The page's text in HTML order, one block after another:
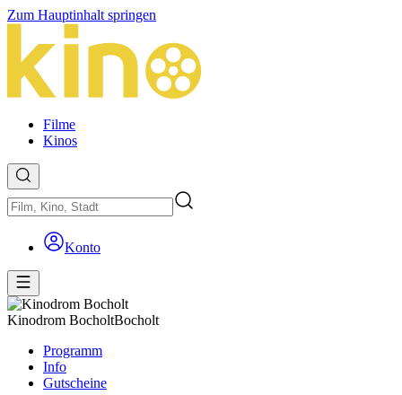
Zum Hauptinhalt springen
Filme
Kinos
Konto
Kinodrom BocholtBocholt
Programm
Info
Gutscheine